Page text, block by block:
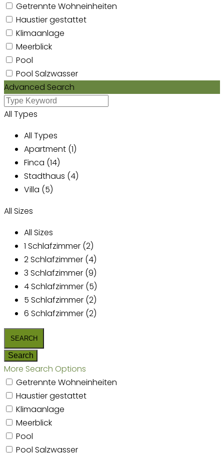
Getrennte Wohneinheiten
Haustier gestattet
Klimaanlage
Meerblick
Pool
Pool Salzwasser
Advanced Search
All Types
All Types
Apartment (1)
Finca (14)
Stadthaus (4)
Villa (5)
All Sizes
All Sizes
1 Schlafzimmer (2)
2 Schlafzimmer (4)
3 Schlafzimmer (9)
4 Schlafzimmer (5)
5 Schlafzimmer (2)
6 Schlafzimmer (2)
More Search Options
Getrennte Wohneinheiten
Haustier gestattet
Klimaanlage
Meerblick
Pool
Pool Salzwasser